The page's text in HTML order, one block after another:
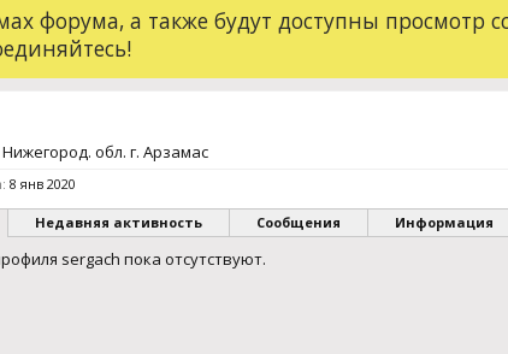
форума, а также будут доступны просмотр
Нижегород. обл. г. Арзамас
8 янв 2020
Недавняя активность Сообщения Информация
sergach пока отсутствуют.